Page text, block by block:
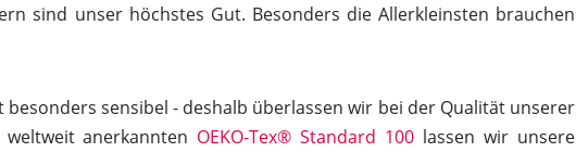
sind unser höchstes Gut. Besonders die Allerkleinsten brauchen
besonders sensibel - deshalb überlassen wir bei der Qualität unserer
anerkannten OEKO-Tex® Standard 100 lassen wir unsere